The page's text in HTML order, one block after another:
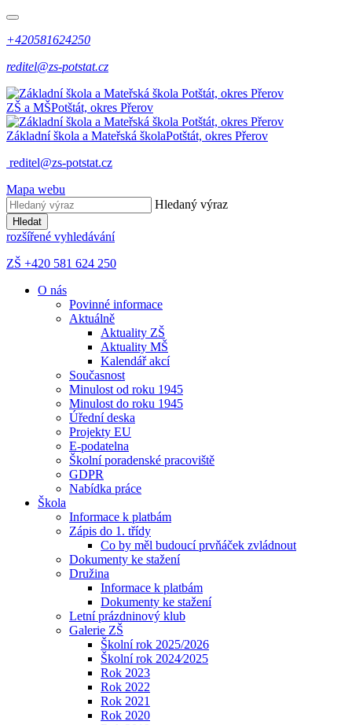
+420581624250
reditel@zs-potstat.cz
ZŠ a MŠPotštát, okres Přerov
Základní škola a Mateřská školaPotštát, okres Přerov
reditel@zs-potstat.cz
Mapa webu
Hledaný výraz
Hledat
rozšířené vyhledávání
ZŠ +420 581 624 250
O nás
Povinné informace
Aktuálně
Aktuality ZŠ
Aktuality MŠ
Kalendář akcí
Současnost
Minulost od roku 1945
Minulost do roku 1945
Úřední deska
Projekty EU
E-podatelna
Školní poradenské pracoviště
GDPR
Nabídka práce
Škola
Informace k platbám
Zápis do 1. třídy
Co by měl budoucí prvňáček zvládnout
Dokumenty ke stažení
Družina
Informace k platbám
Dokumenty ke stažení
Letní prázdninový klub
Galerie ZŠ
Školní rok 2025/2026
Školní rok 2024⁄2025
Rok 2023
Rok 2022
Rok 2021
Rok 2020